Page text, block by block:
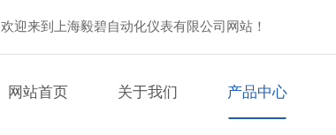
欢迎来到上海毅碧自动化仪表有限公司网站！
网站首页 关于我们 产品中心